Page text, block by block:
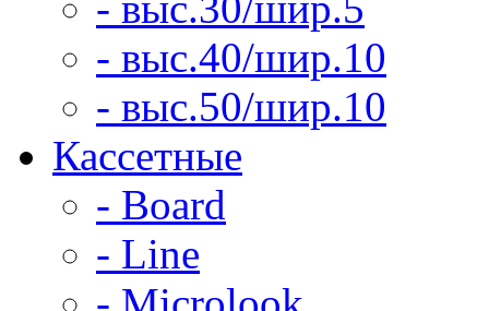
- выс.40/шир.10
- выс.50/шир.10
Кассетные
- Board
- Line